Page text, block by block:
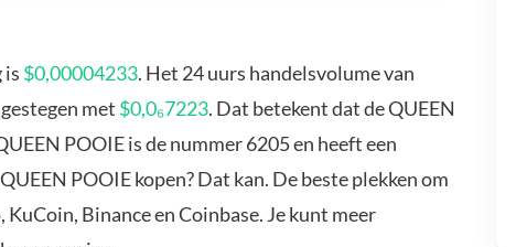
is $0,00004233. Het 24 uurs handelsvolume van
met $0,0₆7223. Dat betekent dat de QUEEN
POOIE is de nummer 6205 en heeft een
POOIE kopen? Dat kan. De beste plekken om
Binance en Coinbase. Je kunt meer